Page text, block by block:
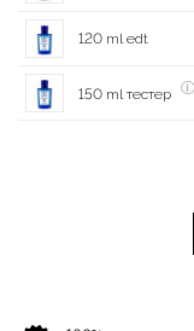
120 ml edt
150 ml тестер